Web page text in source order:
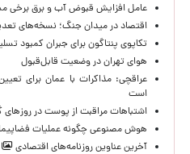
عامل افزایش قبوض آب و برق برخی
اقتصاد در میدان جنگ؛ نسخه‌های
تکاپوی پنتاگون برای جبران کمبود
هوای تهران در وضعیت قابل‌قبول
عراقچی: مذاکرات با عمان برای
است
اشتباهات مراقبت از پوست در روزهای
هوش مصنوعی چگونه عملیات
آخرین عناوین روزنامه‌های اقتصادی